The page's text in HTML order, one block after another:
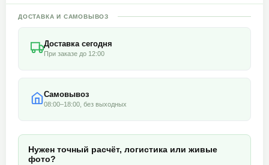
ДОСТАВКА И САМОВЫВОЗ
Доставка сегодня
При заказе до 12:00
Самовывоз
08:00–18:00, без выходных
Нужен точный расчёт, логистика или живые
фото?